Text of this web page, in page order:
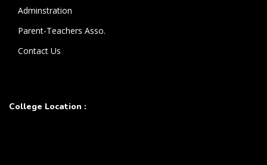
Adminstration
Parent-Teachers Asso.
Contact Us
College Location :